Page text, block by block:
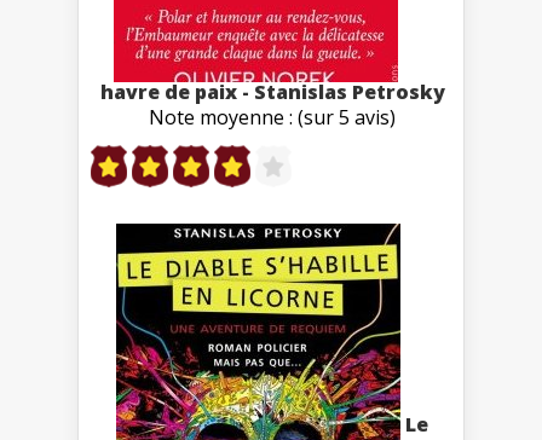
havre de paix - Stanislas Petrosky
Note moyenne : (sur 5 avis)
Le